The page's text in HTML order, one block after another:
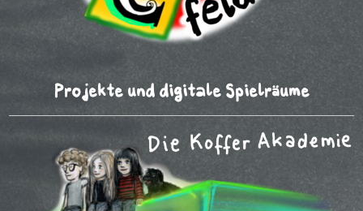
Projekte und digitale Spielräume